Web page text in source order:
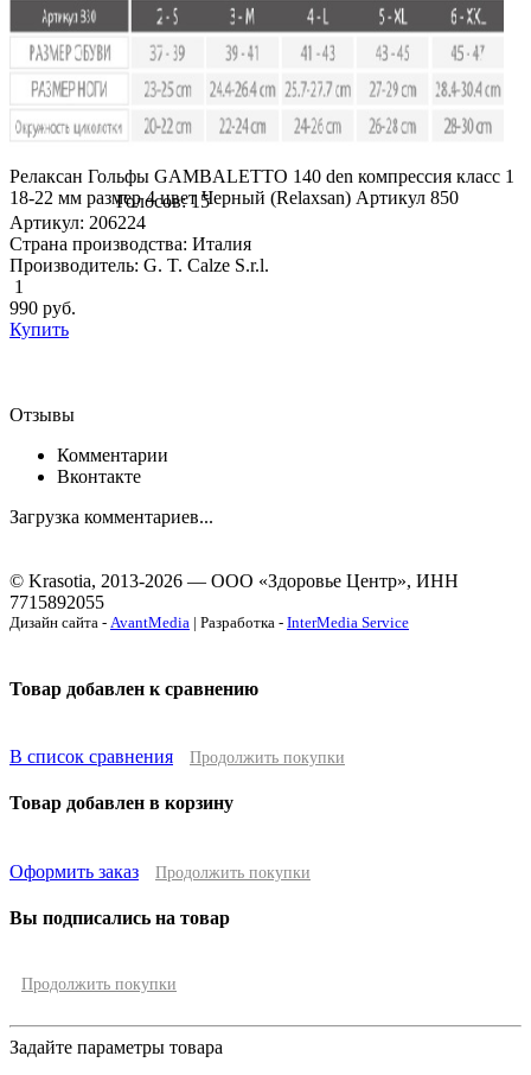
Релаксан Гольфы GAMBALETTO 140 den компрессия класс 1
18-22 мм размер 4 цвет Черный (Relaxsan) Артикул 850
Голосов: 15
Артикул: 206224
Страна производства: Италия
Производитель: G. T. Calze S.r.l.
1
990 руб.
Купить
Отзывы
Комментарии
Вконтакте
Загрузка комментариев...
© Krasotia, 2013-2026 — ООО «Здоровье Центр», ИНН
7715892055
Дизайн сайта - AvantMedia | Разработка - InterMedia Service
Товар добавлен к сравнению
В список сравнения Продолжить покупки
Товар добавлен в корзину
Оформить заказ Продолжить покупки
Вы подписались на товар
Продолжить покупки
Задайте параметры товара